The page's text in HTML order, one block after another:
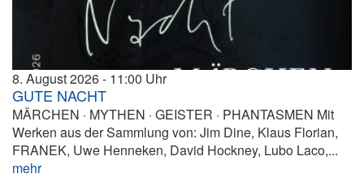
8. August 2026 11:00
GUTE NACHT
MÄRCHEN · MYTHEN · GEISTER · PHANTASMEN Mit
Werken aus der Sammlung von: Jim Dine, Klaus Florian,
FRANEK, Uwe Henneken, David Hockney, Lubo Laco,...
mehr